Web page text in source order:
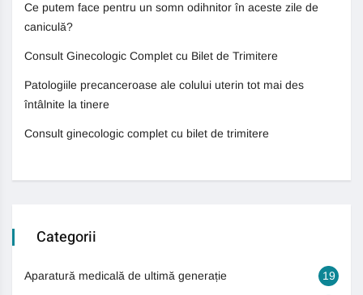
Ce putem face pentru un somn odihnitor în aceste zile de
caniculă?
Consult Ginecologic Complet cu Bilet de Trimitere
Patologiile precanceroase ale colului uterin tot mai des
întâlnite la tinere
Consult ginecologic complet cu bilet de trimitere
Categorii
Aparatură medicală de ultimă generație 19